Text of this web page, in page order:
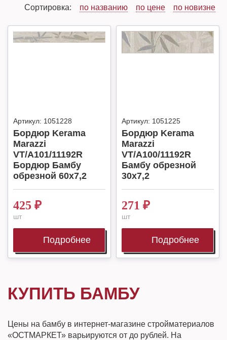
Сортировка: по названию по цене по новизне
Артикул: 1051228
Бордюр Kerama
Marazzi
VT/A101/11192R
Бордюр Бамбу
обрезной 60x7,2
425 ₽
шт
Подробнее
Артикул: 1051225
Бордюр Kerama
Marazzi
VT/A100/11192R
Бамбу обрезной
30x7,2
271 ₽
шт
Подробнее
КУПИТЬ БАМБУ
Цены на бамбу в интернет-магазине стройматериалов
«ОСТМАРКЕТ» варьируются от до рублей. На